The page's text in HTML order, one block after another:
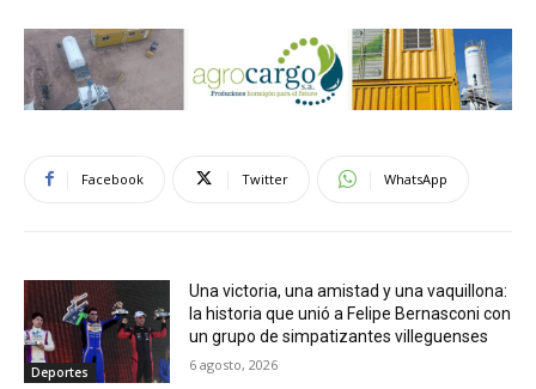
Facebook Twitter WhatsApp
Deportes
Una victoria, una amistad y una vaquillona:
la historia que unió a Felipe Bernasconi con
un grupo de simpatizantes villeguenses
6 agosto, 2026